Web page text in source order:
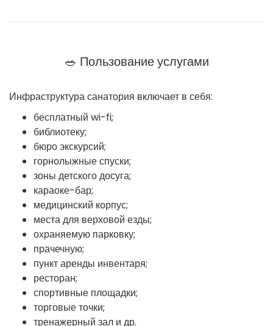
🥗 Пользование услугами
Инфраструктура санатория включает в себя:
бесплатный wi-fi;
библиотеку;
бюро экскурсий;
горнолыжные спуски;
зоны детского досуга;
караоке-бар;
медицинский корпус;
места для верховой езды;
охраняемую парковку;
прачечную;
пункт аренды инвентаря;
ресторан;
спортивные площадки;
торговые точки;
тренажерный зал и др.